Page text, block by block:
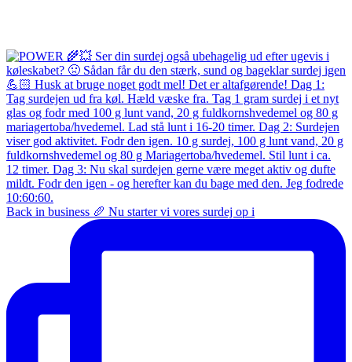
Back in business 🥖 Nu starter vi vores surdej op i